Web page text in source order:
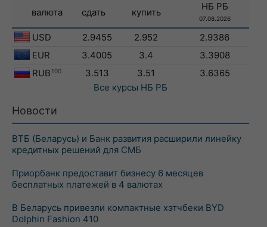
валюта сдать купить
НБ РБ
07.08.2026
USD 2.9455 2.952
2.9386
EUR
3.4005 3.4
3.3908
RUB 100 3.513 3.51
3.6365
Все курсы НБ РБ
Новости
ВТБ (Беларусь) и Банк развития расширили линейку
кредитных решений для СМБ
Приорбанк предоставит бизнесу 6 месяцев
бесплатных платежей в 4 валютах
В Беларусь привезли компактные хэтчбеки BYD
Dolphin Fashion 410